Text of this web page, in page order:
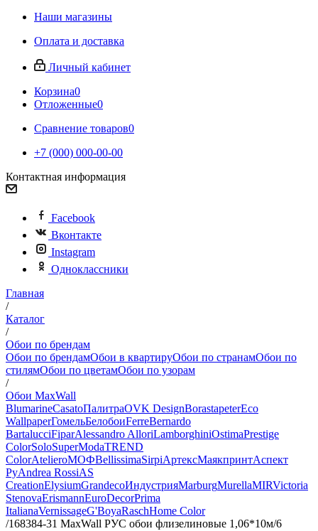
Наши магазины
Оплата и доставка
Личный кабинет
Корзина0
Отложенные0
Сравнение товаров0
+7 (000) 000-00-00
Контактная информация
Facebook
Вконтакте
Instagram
Одноклассники
Главная
/
Каталог
/
Обои по брендам
Обои по брендамОбои в квартируОбои по странамОбои по
стилямОбои по цветамОбои по узорам
/
Обои MaxWall
BlumarineCasatoПалитраOVK DesignBorastapeterEco
WallpaperГомельБелобоиFerreBernardo
BartalucciFiparAlessandro AlloriLamborghiniOstimaPrestige
ColorSoloSuperModaTREND
ColorAtelieroМОФBellissimaSirpiАртексМаякпринтАспект
РуAndrea RossiAS
CreationElysiumGrandecoИндустрияMarburgMurellaMIRVictoria
StenovaErismannEuroDecorPrima
ItalianaVernissageG'BoyaRaschHome Color
/168384-31 MaxWall РУС обои флизелиновые 1,06*10м/6